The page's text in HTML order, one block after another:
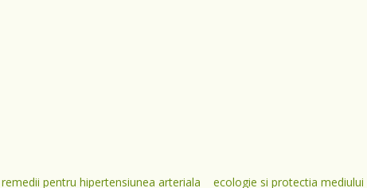
remedii pentru hipertensiunea arteriala
ecologie si protectia mediului